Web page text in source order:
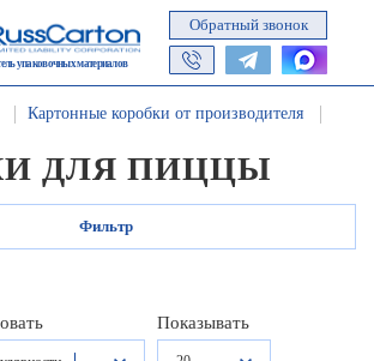
упаковочных материалов
Обратный звонок
Картонные коробки от производителя
ДЛЯ ПИЦЦЫ
Фильтр
Показывать